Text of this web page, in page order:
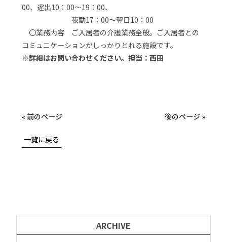
00、遅出10：00～19：00、
夜勤17：00～翌日10：00
〇業務内容 ご入居者の介護業務全般。ご入居者との
コミュニケーションがしっかりとれる施設です。
※詳細はお問い合わせください。担当：西田
« 前のページ 後のページ »
一覧に戻る
ARCHIVE